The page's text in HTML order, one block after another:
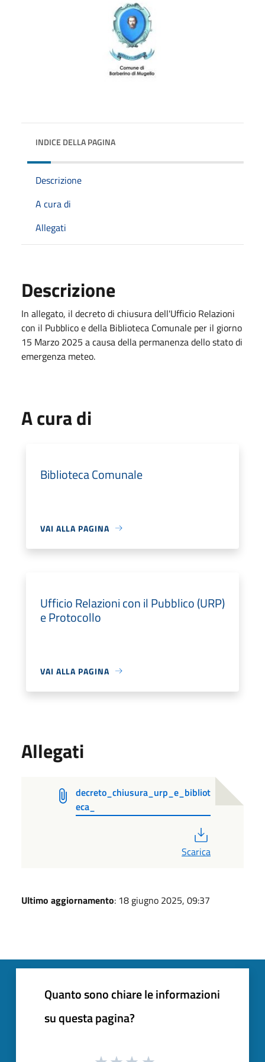
INDICE DELLA PAGINA
Descrizione
A cura di
Allegati
Descrizione
In allegato, il decreto di chiusura dell'Ufficio Relazioni
con il Pubblico e della Biblioteca Comunale per il giorno
15 Marzo 2025 a causa della permanenza dello stato di
emergenza meteo.
A cura di
Biblioteca Comunale
VAI ALLA PAGINA
Ufficio Relazioni con il Pubblico (URP)
e Protocollo
VAI ALLA PAGINA
Allegati
decreto_chiusura_urp_e_bibliot
eca_
Scarica
Ultimo aggiornamento: 18 giugno 2025, 09:37
Quanto sono chiare le informazioni
su questa pagina?